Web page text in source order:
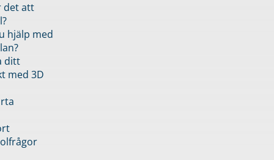
det att
hjälp med
ditt
med 3D